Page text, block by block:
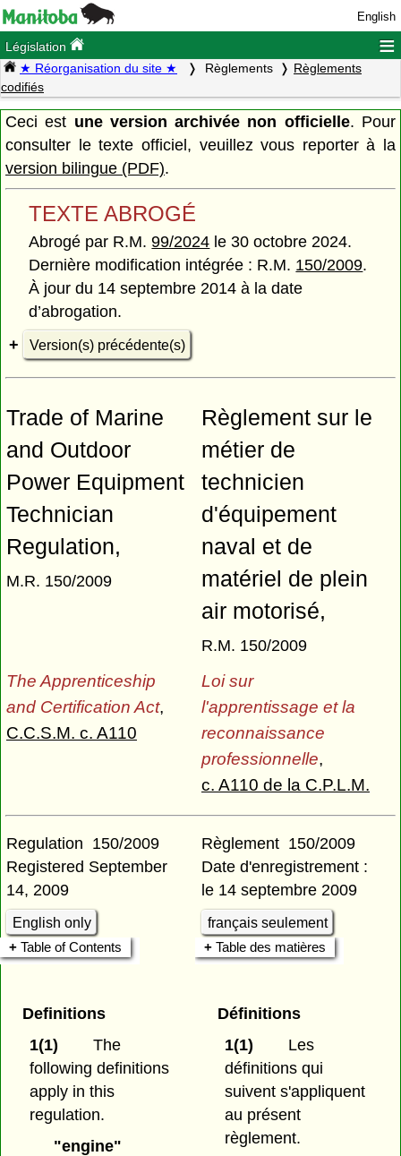
English
Législation ≡
★ Réorganisation du site ★ Règlements
Règlements
codifiés
Ceci est une version archivée non officielle. Pour
consulter le texte officiel, veuillez vous reporter à la
version bilingue (PDF).
TEXTE ABROGÉ
Abrogé par R.M.99/2024 le 30 octobre 2024.
Dernière modification intégrée : R.M. 150/2009.
À jour du 14 septembre 2014 à la date
d’abrogation.
Version(s) précédente(s)
Trade of Marine
and Outdoor
Power Equipment
Technician
Regulation,
M.R. 150/2009
Règlement sur le
métier de
technicien
d'équipement
naval et de
matériel de plein
air motorisé,
R.M. 150/2009
The Apprenticeship
and Certification Act,
C.C.S.M. c. A110
Loi sur
l'apprentissage et la
reconnaissance
professionnelle,
c. A110 de la C.P.L.M.
Regulation 150/2009
Registered September
14, 2009
English only
Règlement 150/2009
Date d'enregistrement :
le 14 septembre 2009
français seulement
Table of Contents
Table des matières
Definitions
1(1)
The
following definitions
apply in this
regulation.
"engine"
Définitions
1(1)
Les
définitions qui
suivent s'appliquent
au présent
règlement.